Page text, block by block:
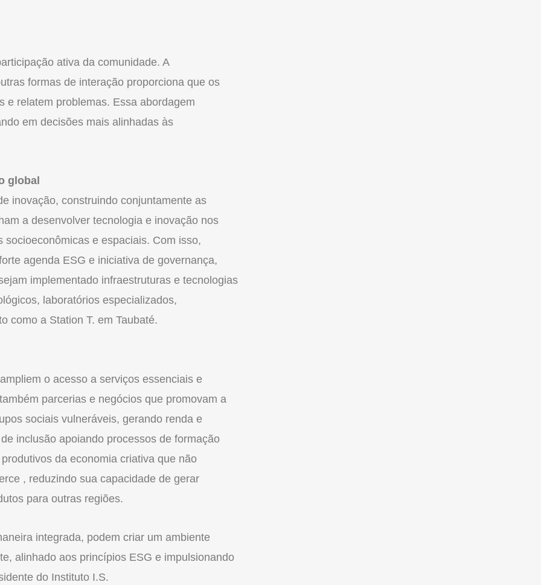
ativa da comunidade. A
formas de interação proporciona que os
e relatem problemas. Essa abordagem
em decisões mais alinhadas às
global
inovação, construindo conjuntamente as
a desenvolver tecnologia e inovação nos
e espaciais. Com isso,
agenda ESG e iniciativa de governança,
implementado infraestruturas e tecnologias
laboratórios especializados,
como a Station T. em Taubaté.
o acesso a serviços essenciais e
parcerias e negócios que promovam a
sociais vulneráveis, gerando renda e
inclusão apoiando processos de formação
da economia criativa que não
, reduzindo sua capacidade de gerar
para outras regiões.
integrada, podem criar um ambiente
alinhado aos princípios ESG e impulsionando
do Instituto I.S.